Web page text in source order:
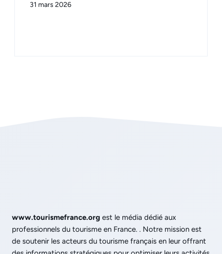
31 mars 2026
www.tourismefrance.org est le média dédié aux
professionnels du tourisme en France. . Notre mission est
de soutenir les acteurs du tourisme français en leur offrant